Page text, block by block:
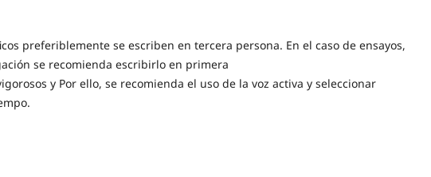
preferiblemente se escriben en tercera persona. En el caso de ensayos,
se recomienda escribirlo en primera
y Por ello, se recomienda el uso de la voz activa y seleccionar